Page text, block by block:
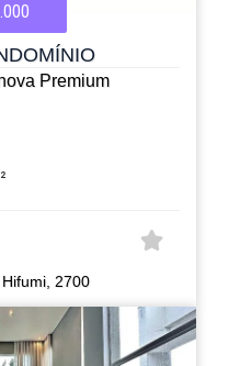
Premium
2700